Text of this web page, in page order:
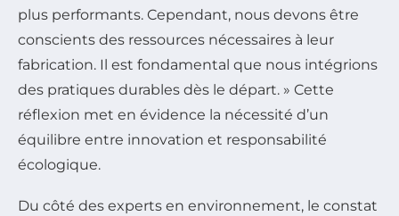
plus performants. Cependant, nous devons être
conscients des ressources nécessaires à leur
fabrication. Il est fondamental que nous intégrions
des pratiques durables dès le départ. » Cette
réflexion met en évidence la nécessité d’un
équilibre entre innovation et responsabilité
écologique.
Du côté des experts en environnement, le constat